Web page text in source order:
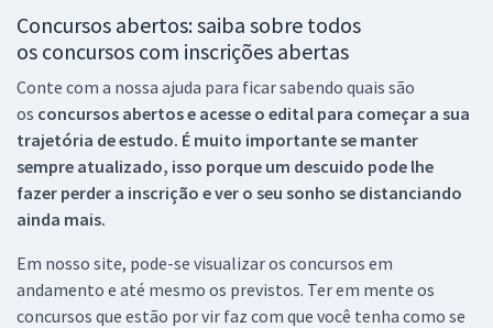
Concursos abertos: saiba sobre todos
os concursos com inscrições abertas
Conte com a nossa ajuda para ficar sabendo quais são
os concursos abertos e acesse o edital para começar a sua
trajetória de estudo. É muito importante se manter
sempre atualizado, isso porque um descuido pode lhe
fazer perder a inscrição e ver o seu sonho se distanciando
ainda mais.
Em nosso site, pode-se visualizar os concursos em
andamento e até mesmo os previstos. Ter em mente os
concursos que estão por vir faz com que você tenha como se